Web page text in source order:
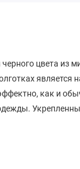
черного цвета
является
как и